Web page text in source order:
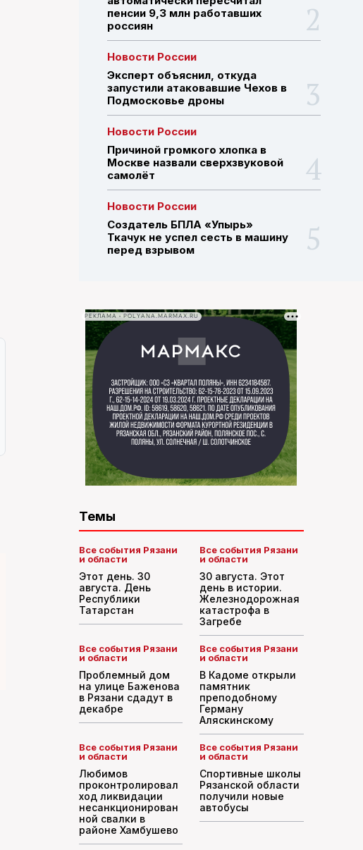
ПОИСК ПО САЙТУ
пенсии 9,3 млн работавших
россиян
Новости России
Эксперт объяснил, откуда
запустили атаковавшие Чехов в
Подмосковье дроны
Новости России
Причиной громкого хлопка в
Москве назвали сверхзвуковой
самолёт
Новости России
Создатель БПЛА «Упырь»
Ткачук не успел сесть в машину
перед взрывом
РЕКЛАМА • POLYANA.MARMAX.RU
Темы
Все события Рязани
и области
Этот день. 30
августа. День
Республики
Татарстан
Все события Рязани
и области
30 августа. Этот
день в истории.
Железнодорожная
катастрофа в
Загребе
Все события Рязани
и области
Проблемный дом
на улице Баженова
в Рязани сдадут в
декабре
Все события Рязани
и области
В Кадоме открыли
памятник
преподобному
Герману
Аляскинскому
Все события Рязани
и области
Любимов
проконтролировал
ход ликвидации
несанкционирован
ной свалки в
районе Хамбушево
Все события Рязани
и области
Спортивные школы
Рязанской области
получили новые
автобусы